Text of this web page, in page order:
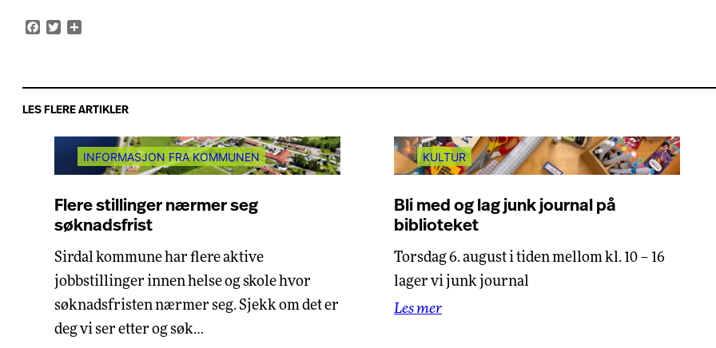
Facebook
Twitter
LES FLERE ARTIKLER
INFORMASJON FRA KOMMUNEN
Flere stillinger nærmer seg
søknadsfrist
Sirdal kommune har flere aktive
jobbstillinger innen helse og skole hvor
søknadsfristen nærmer seg. Sjekk om det er
deg vi ser etter og søk…
KULTUR
Bli med og lag junk journal på
biblioteket
Torsdag 6. august i tiden mellom kl. 10 – 16
lager vi junk journal
Les mer